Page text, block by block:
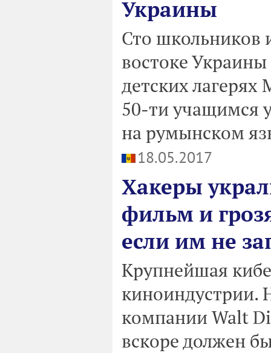
Украины
Сто школьников
востоке
детских
50-ти учащимся
на румынском
18.05.2017
Хакеры
фильм и
если им не
Крупнейшая
киноиндустрии.
компании Walt
вскоре должен